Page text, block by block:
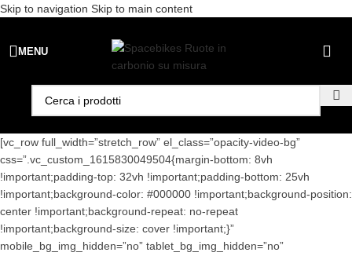
Skip to navigation Skip to main content
Spedizione gratuita per ordini superiori a €99 - 📣 Paga con PayPal in
3 rate senza interessi,
MENU
[vc_row full_width=”stretch_row” el_class=”opacity-video-bg”
css=”.vc_custom_1615830049504{margin-bottom: 8vh
!important;padding-top: 32vh !important;padding-bottom: 25vh
!important;background-color: #000000 !important;background-position:
center !important;background-repeat: no-repeat
!important;background-size: cover !important;}”
mobile_bg_img_hidden=”no” tablet_bg_img_hidden=”no”